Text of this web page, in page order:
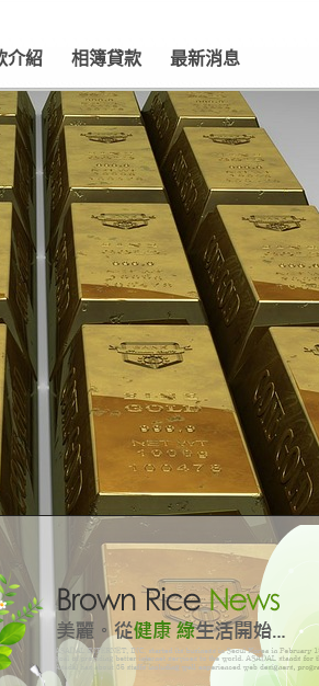
介紹 相簿貸款 最新消息